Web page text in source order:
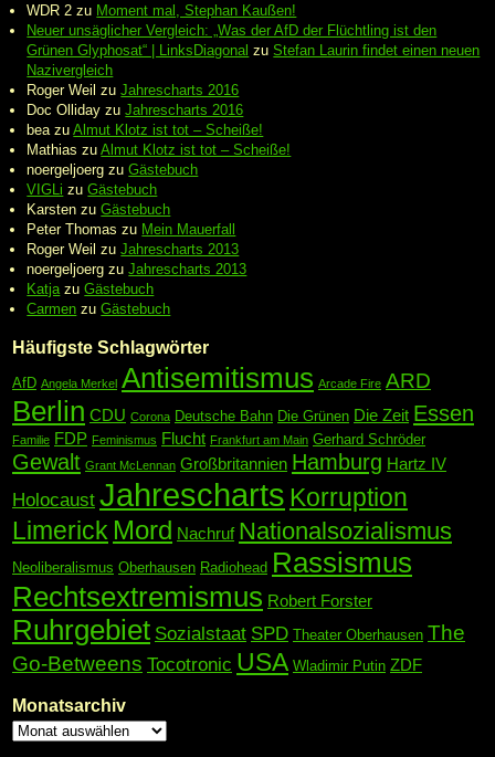
WDR 2 zu Moment mal, Stephan Kaußen!
Neuer unsäglicher Vergleich: „Was der AfD der Flüchtling ist den
Grünen Glyphosat“ | LinksDiagonal zuStefan Laurin findet einen neuen
Nazivergleich
Roger Weil zuJahrescharts 2016
Doc Olliday zuJahrescharts 2016
bea zuAlmut Klotz ist tot – Scheiße!
Mathias zuAlmut Klotz ist tot – Scheiße!
noergeljoerg zuGästebuch
VIGLi zuGästebuch
Karsten zuGästebuch
Peter Thomas zu Mein Mauerfall
Roger Weil zuJahrescharts 2013
noergeljoerg zuJahrescharts 2013
Katja zuGästebuch
Carmen zuGästebuch
Häufigste Schlagwörter
AfD Angela Merkel Antisemitismus Arcade Fire ARD
Berlin CDU Corona Deutsche Bahn Die Grünen Die Zeit Essen
Familie FDP Feminismus Flucht Frankfurt am Main Gerhard Schröder
Gewalt Grant McLennan Großbritannien Hamburg Hartz IV
Holocaust Jahrescharts Korruption
Limerick Mord Nachruf Nationalsozialismus
Neoliberalismus Oberhausen Radiohead Rassismus
Rechtsextremismus Robert Forster
Ruhrgebiet Sozialstaat SPD Theater Oberhausen The
Go-Betweens Tocotronic USA Wladimir Putin ZDF
Monatsarchiv